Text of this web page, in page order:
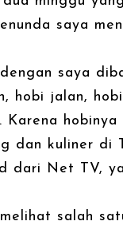
saya
saya
hobi jalan,
dan kuliner di
dari Net TV,
salah